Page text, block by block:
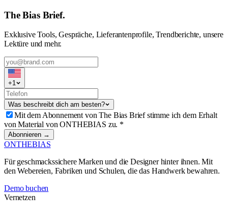
The Bias Brief.
Exklusive Tools, Gespräche, Lieferantenprofile, Trendberichte, unsere
Lektüre und mehr.
+1
Was beschreibt dich am besten?
Mit dem Abonnement von The Bias Brief stimme ich dem Erhalt
von Material von ONTHEBIAS zu. *
Abonnieren →
ONTHEBIAS
Für geschmackssichere Marken und die Designer hinter ihnen. Mit
den Webereien, Fabriken und Schulen, die das Handwerk bewahren.
Demo buchen
Vernetzen